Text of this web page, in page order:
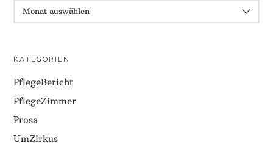
KATEGORIEN
PflegeBericht
PflegeZimmer
Prosa
UmZirkus